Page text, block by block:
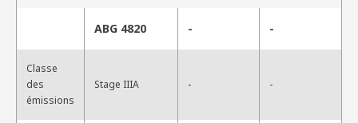
ABG 4820 - -
Classe
des
émissions
Stage IIIA - -